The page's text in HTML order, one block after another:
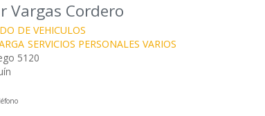
Vargas Cordero
DE VEHICULOS
SERVICIOS PERSONALES VARIOS
5120